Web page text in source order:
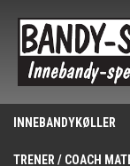
INNEBANDYKØLLER
TRENER / COACH